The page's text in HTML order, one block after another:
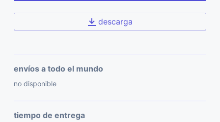
descarga
envíos a todo el mundo
no disponible
tiempo de entrega